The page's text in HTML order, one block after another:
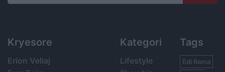
Search
Kryesore
Erion Veliaj
Kategori
Lifestyle
Tags
Edi Rama